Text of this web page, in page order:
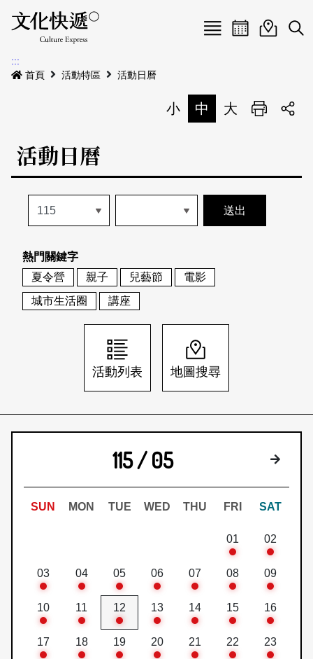
Menu
最新公告
本期專題
歷史專題
活動特區
活動列表
地圖搜尋
關於我們
關於我們
刊物索取地點
會員基本資料
刊登活動
網站導覽 English
日本語 登入/註冊
活動日曆活動地圖
展
:::
首頁
活動特區 活動日曆
小 中 大 列印
活動日曆
熱門關鍵字
夏令營
親子 兒藝節
電影
城市生活圈
講座
活動列表 地圖搜尋
115 / 05 下個月
SUN MON TUE WED THU FRI SAT
01 02
03 04 05 06 07 08 09
10 11 12 13 14 15 16
17 18 19 20 21 22 23